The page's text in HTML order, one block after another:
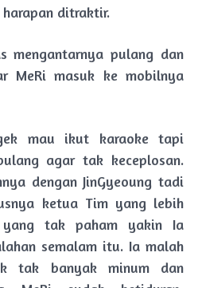
harapan ditraktir.
mengantarnya pulang dan
MeRi masuk ke mobilnya
mau ikut karaoke tapi
agar tak keceplosan.
dengan JinGyeoung tadi
ketua Tim yang lebih
yang tak paham yakin Ia
semalam itu. Ia malah
tak banyak minum dan